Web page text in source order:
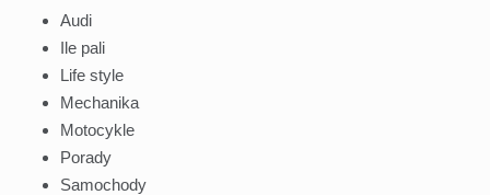
Audi
Ile pali
Life style
Mechanika
Motocykle
Porady
Samochody